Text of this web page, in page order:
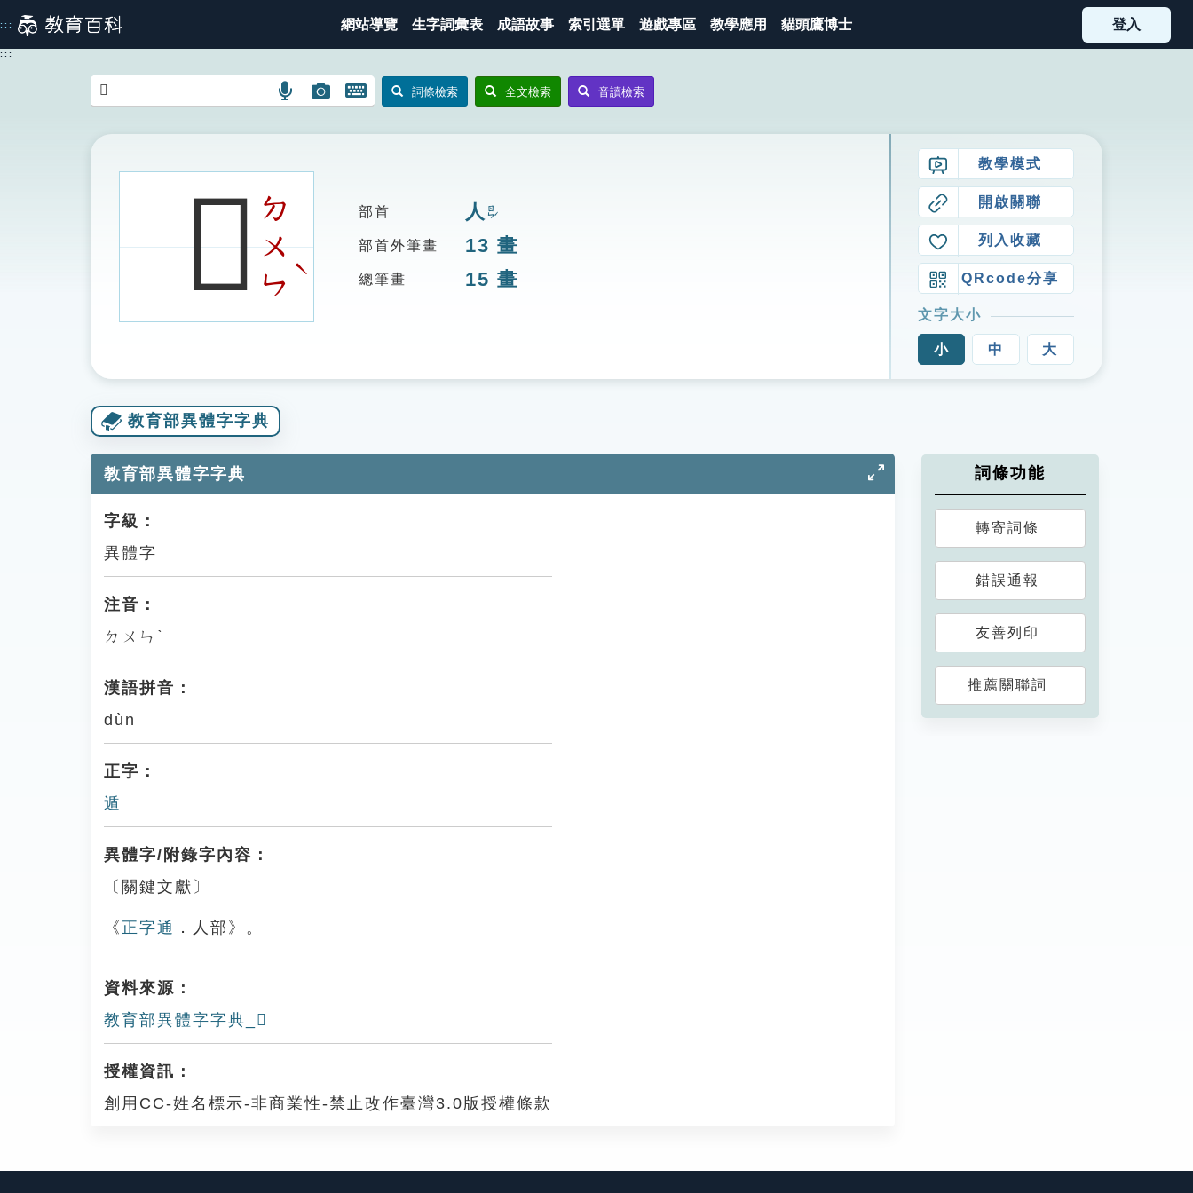
到
主
::: 網站導覽 生字詞彙表 成語故事 索引選單 遊戲專區 教學應用 貓頭鷹博士 登入
:::
語
搜
圖
圖
搜
開
鍵
詞條檢索 全文檢索 音讀檢索
𠎻ㄉ
ㄨ
ㄣ
ˋ
部首 人 ㄖㄣˊ
部首外筆畫 13 畫
總筆畫 15 畫
教學模式
開啟關聯
列入收藏
QRcode分享
文字大小
小 中 大
教育部異體字字典
教育部異體字字典
字級：
異體字
注音：
ㄉㄨㄣˋ
漢語拼音：
dùn
正字：
遁
異體字/附錄字內容：
〔關鍵文獻〕
《 正字通 ．人部》。
資料來源：
教育部異體字字典_𠎻
授權資訊：
創用CC-姓名標示-非商業性-禁止改作臺灣3.0版授權條款
詞條功能
轉寄詞條
錯誤通報
友善列印
推薦關聯詞